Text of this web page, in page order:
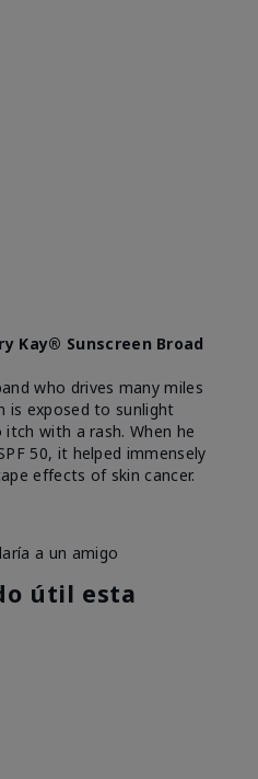
Kay® Sunscreen Broad
who drives many miles
is exposed to sunlight
with a rash. When he
50, it helped immensely
effects of skin cancer.
a un amigo
útil esta